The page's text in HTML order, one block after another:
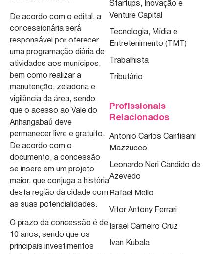
De acordo com o edital, a
concessionária será
responsável por oferecer
uma programação diária de
atividades aos munícipes,
bem como realizar a
manutenção, zeladoria e
vigilância da área, sendo
que o acesso ao Vale do
Anhangabaú deve
permanecer livre e gratuito.
De acordo com o
documento, a concessão
se insere em um projeto
maior, que conjuga a história
desta região da cidade com
as suas potencialidades.
O prazo da concessão é de
10 anos, sendo que os
principais investimentos
Startups, Inovação e
Venture Capital
Tecnologia, Mídia e
Entretenimento (TMT)
Trabalhista
Tributário
Profissionais
Relacionados
Antonio Carlos Cantisani
Mazzucco
Leonardo Neri Candido de
Azevedo
Rafael Mello
Vitor Antony Ferrari
Israel Carneiro Cruz
Ivan Kubala